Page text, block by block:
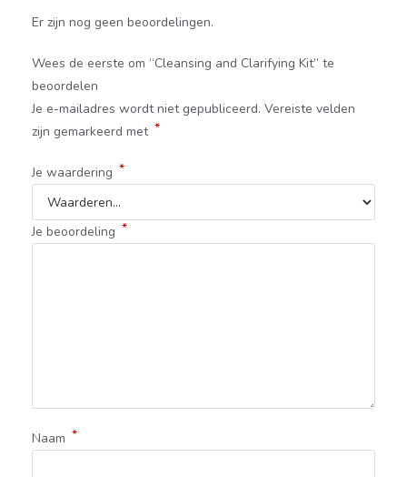
Er zijn nog geen beoordelingen.
Wees de eerste om “Cleansing and Clarifying Kit” te
beoordelen
Je e-mailadres wordt niet gepubliceerd. Vereiste velden
zijn gemarkeerd met *
Je waardering *
Je beoordeling *
Naam *